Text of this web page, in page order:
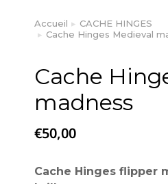
Vous êtes ici :
Accueil
CACHE HINGES
Cache Hinges Medieval
Cache
madness
€50,00
Cache Hinges flipper